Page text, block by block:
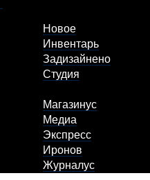
Новое
Инвентарь
Задизайнено
Студия
Магазинус
Медиа
Экспресс
Иронов
Журналус